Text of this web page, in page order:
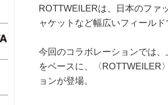
ROTTWEILERは、日本のファ
ャケットなど幅広いフィール
今回のコラボレーションでは
をベースに、〈ROTTWEILER
ョンが登場。